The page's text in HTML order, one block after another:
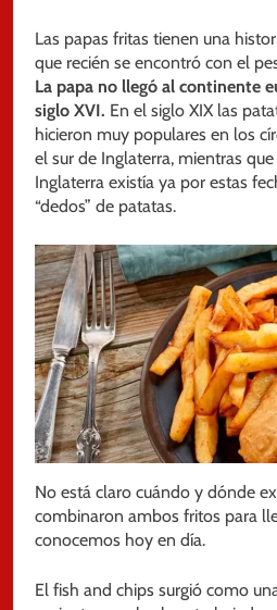
Las papas fritas tienen una
que recién se encontró con el
La papa no llegó al continente
siglo XVI. En el siglo XIX las
hicieron muy populares en los
el sur de Inglaterra, mientras
Inglaterra existía ya por estas
“dedos” de patatas.
No está claro cuándo y dónde
combinaron ambos fritos para
conocemos hoy en día.
El fish and chips surgió como